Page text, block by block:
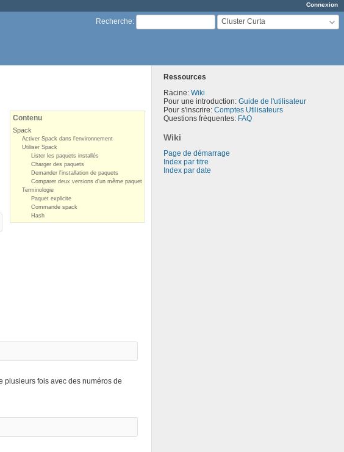
Connexion
Recherche: Cluster Curta
Ressources
Racine:Wiki
Pour une introduction:Guide de l'utilisateur
Pour s'inscrire:Comptes Utilisateurs
Questions fréquentes: FAQ
Wiki
Page de démarrage
Index par titre
Index par date
Contenu
Spack
Activer Spack dans l'environnement
Utiliser Spack
Lister les paquets installés
Charger des paquets
Demander l'installation de paquets
Comparer deux versions d'un même paquet
Terminologie
Paquet explicite
Commande spack
Hash
plusieurs fois avec des numéros de